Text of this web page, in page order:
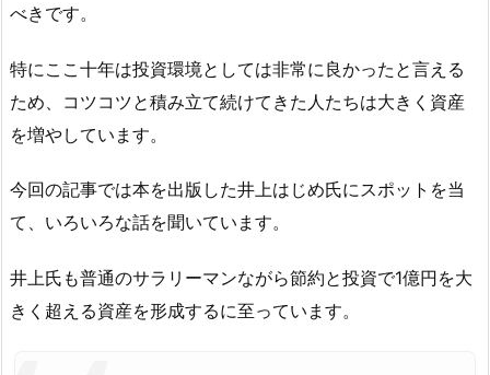
べきです。
特にここ十年は投資環境としては非常に良かったと言える
ため、コツコツと積み立て続けてきた人たちは大きく資産
を増やしています。
今回の記事では本を出版した井上はじめ氏にスポットを当
て、いろいろな話を聞いています。
井上氏も普通のサラリーマンながら節約と投資で1億円を大
きく超える資産を形成するに至っています。